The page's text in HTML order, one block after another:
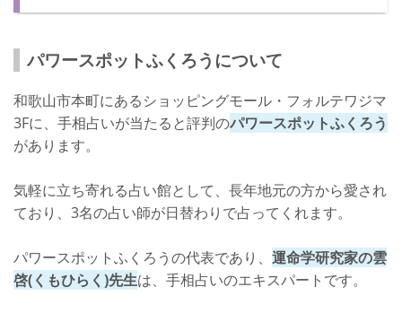
パワースポットふくろうについて
和歌山市本町にあるショッピングモール・フォルテワジマ
3Fに、手相占いが当たると評判のパワースポットふくろう
があります。
気軽に立ち寄れる占い館として、長年地元の方から愛され
ており、3名の占い師が日替わりで占ってくれます。
パワースポットふくろうの代表であり、 運命学研究家の雲
啓(くもひらく)先生は、手相占いのエキスパートです。